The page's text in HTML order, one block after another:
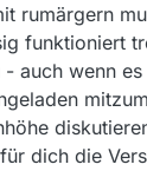
rumärgern
funktioniert
auch wenn
dich die